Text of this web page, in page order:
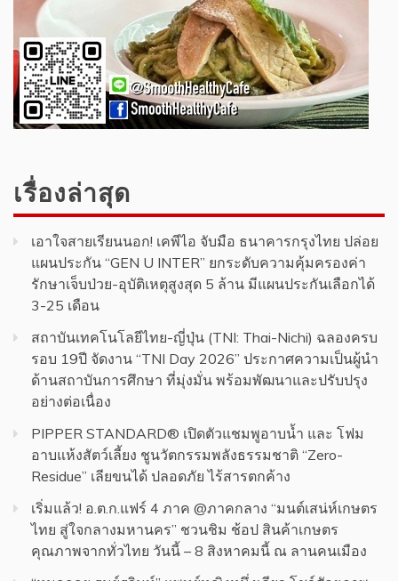
เรื่องล่าสุด
เอาใจสายเรียนนอก! เคพีไอ จับมือ ธนาคารกรุงไทย ปล่อย
แผนประกัน “GEN U INTER” ยกระดับความคุ้มครองค่า
รักษาเจ็บป่วย-อุบัติเหตุสูงสุด 5 ล้าน มีแผนประกันเลือกได้
3-25 เดือน
สถาบันเทคโนโลยีไทย-ญี่ปุ่น (TNI: Thai-Nichi) ฉลองครบ
รอบ 19ปี จัดงาน “TNI Day 2026” ประกาศความเป็นผู้นำ
ด้านสถาบันการศึกษา ที่มุ่งมั่น พร้อมพัฒนาและปรับปรุง
อย่างต่อเนื่อง
PIPPER STANDARD® เปิดตัวแชมพูอาบน้ำ และ โฟม
อาบแห้งสัตว์เลี้ยง ชูนวัตกรรมพลังธรรมชาติ “Zero-
Residue” เลียขนได้ ปลอดภัย ไร้สารตกค้าง
เริ่มแล้ว! อ.ต.ก.แฟร์ 4 ภาค @ภาคกลาง “มนต์เสน่ห์เกษตร
ไทย สู่ใจกลางมหานคร” ชวนชิม ช้อป สินค้าเกษตร
คุณภาพจากทั่วไทย วันนี้ – 8 สิงหาคมนี้ ณ ลานคนเมือง